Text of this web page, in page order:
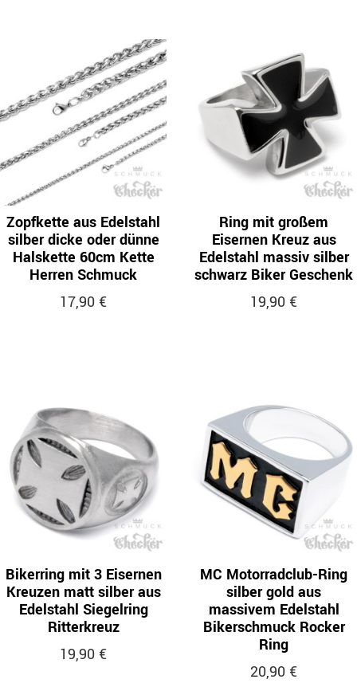
Zopfkette aus Edelstahl
silber dicke oder dünne
Halskette 60cm Kette
Herren Schmuck
17,90 €
Ring mit großem
Eisernen Kreuz aus
Edelstahl massiv silber
schwarz Biker Geschenk
19,90 €
Bikerring mit 3 Eisernen
Kreuzen matt silber aus
Edelstahl Siegelring
Ritterkreuz
19,90 €
MC Motorradclub-Ring
silber gold aus
massivem Edelstahl
Bikerschmuck Rocker
Ring
20,90 €